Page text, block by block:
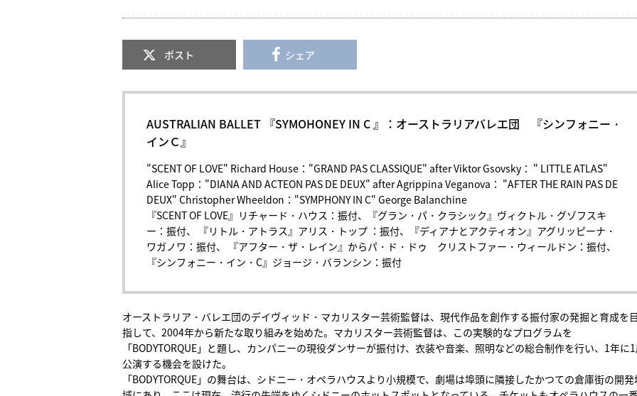
ポスト シェア
AUSTRALIAN BALLET 『SYMOHONEY IN C 』：オーストラリアバレエ団 『シンフォニー・
インＣ』
"SCENT OF LOVE" Richard House："GRAND PAS CLASSIQUE" after Viktor Gsovsky： " LITTLE ATLAS"
Alice Topp："DIANA AND ACTEON PAS DE DEUX" after Agrippina Veganova： "AFTER THE RAIN PAS DE
DEUX" Christopher Wheeldon："SYMPHONY IN C" George Balanchine
『SCENT OF LOVE』リチャード・ハウス：振付、『グラン・パ・クラシック』ヴィクトル・グゾフスキ
ー：振付、 『リトル・アトラス』アリス・トップ ：振付、『ディアナとアクティオン』アグリッピーナ・
ワガノワ：振付、 『アフター・ザ・レイン』からパ・ド・ドゥ クリストファー・ウィールドン：振付、
『シンフォニー・イン・C』ジョージ・バランシン：振付
オーストラリア・バレエ団のデイヴィッド・マカリスター芸術監督は、現代作品を創作する振付家の発掘と育成を目
指して、2004年から新たな取り組みを始めた。マカリスター芸術監督は、この実験的なプログラムを
「BODYTORQUE」と題し、カンパニーの現役ダンサーが振付け、衣装や音楽、照明などの総合制作を行い、1年に
公演する機会を設けた。
「BODYTORQUE」の舞台は、シドニー・オペラハウスより小規模で、劇場は埠頭に隣接したかつての倉庫街の開発